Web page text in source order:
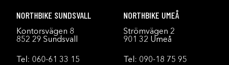
NORTHBIKE SUNDSVALL
Kontorsvägen 8
852 29 Sundsvall
Tel: 060-61 33 15
NORTHBIKE UMEÅ
Strömvägen 2
901 32 Umeå
Tel: 090-18 75 95